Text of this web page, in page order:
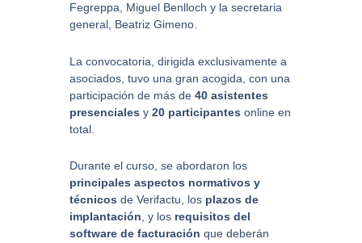
Fegreppa, Miguel Benlloch y la secretaria
general, Beatriz Gimeno.
La convocatoria, dirigida exclusivamente a
asociados, tuvo una gran acogida, con una
participación de más de40 asistentes
presenciales y20 participantesonline en
total.
Durante el curso, se abordaron los
principales aspectos normativos y
técnicos de Verifactu, los plazos de
implantación , y los requisitos del
software de facturación que deberán